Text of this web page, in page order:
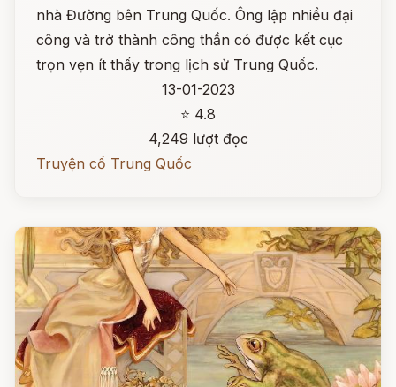
nhà Đường bên Trung Quốc. Ông lập nhiều đại
công và trở thành công thần có được kết cục
trọn vẹn ít thấy trong lịch sử Trung Quốc.
13-01-2023
⭐ 4.8
4,249 lượt đọc
Truyện cổ Trung Quốc